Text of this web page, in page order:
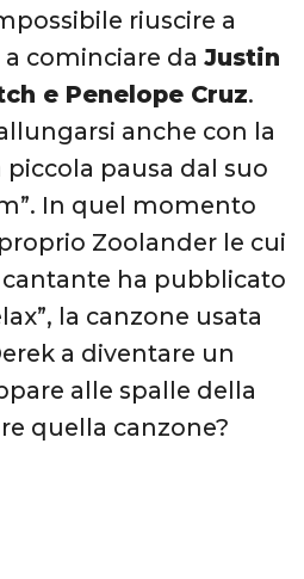
riuscire a
a cominciare daJustin
e Penelope Cruz.
anche con la
piccola pausa dal suo
In quel momento
Zoolander le cui
cantante ha pubblicato
la canzone usata
a diventare un
alle spalle della
quella canzone?